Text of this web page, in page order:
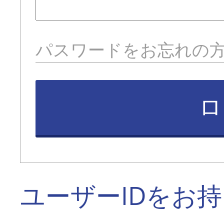
パスワードをお忘れの
ユーザーIDをお